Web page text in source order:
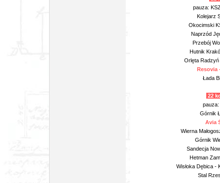
pauza:
Kolejarz
Okocimski
Naprzód
Przebój
Hutnik
Orlęta
Resovia
Łada
22
Górnik
Avia
Wierna
Górnik
Sandecja
Hetman
Wisłoka Dębica -
Stal